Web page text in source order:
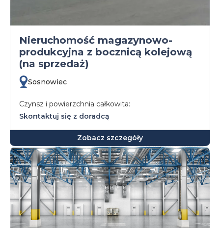
Nieruchomość magazynowo-
produkcyjna z bocznicą kolejową
(na sprzedaż)
Sosnowiec
Czynsz i powierzchnia całkowita:
Skontaktuj się z doradcą
Zobacz szczegóły